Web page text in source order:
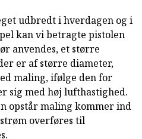
udbredt i hverdagen og i
kan vi betragte pistolen
anvendes, et større
er af større diameter,
maling, ifølge den for
med høj lufthastighed.
opstår maling kommer ind
overføres til